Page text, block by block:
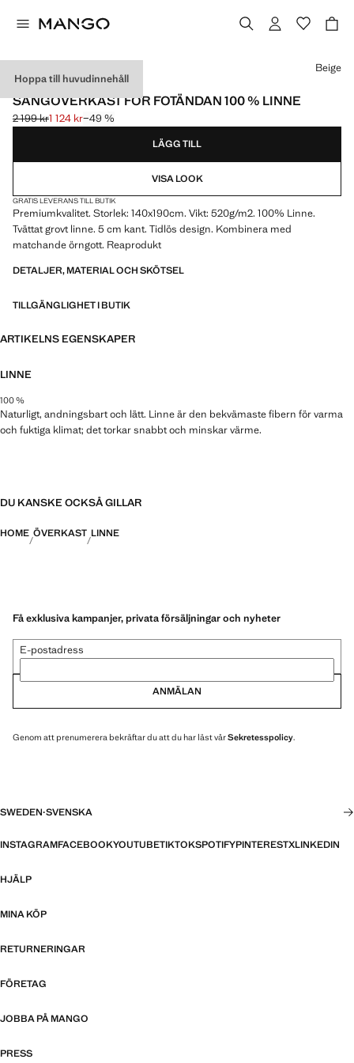
Hoppa till huvudinnehåll
PREMIUM-KVALITET
SÄNGÖVERKAST FÖR FOTÄNDAN 100 % LINNE
Ursprungligt pris överstruket [2 199 kr ]
2 199 kr
Gällande pris [1 124 kr ]
1 124 kr−49 %
Välj en färg
Beige
LÄGG TILL
VISA LOOK
GRATIS LEVERANS TILL BUTIK
Premiumkvalitet. Storlek: 140x190cm. Vikt: 520g/m2. 100% Linne.
Tvättat grovt linne. 5 cm kant. Tidlös design. Kombinera med
matchande örngott. Reaprodukt
DETALJER, MATERIAL OCH SKÖTSEL
TILLGÄNGLIGHET I BUTIK
ARTIKELNS EGENSKAPER
LINNE
100 %
Naturligt, andningsbart och lätt. Linne är den bekvämaste fibern för varma
och fuktiga klimat; det torkar snabbt och minskar värme.
DU KANSKE OCKSÅ GILLAR
HOME ÖVERKAST LINNE
Få exklusiva kampanjer, privata försäljningar och nyheter
E-postadress
ANMÄLAN
Genom att prenumerera bekräftar du att du har läst vårSekretesspolicy.
SWEDEN·SVENSKA
INSTAGRAMFACEBOOKYOUTUBETIKTOKSPOTIFYPINTERESTXLINKEDIN
HJÄLP
MINA KÖP
RETURNERINGAR
FÖRETAG
JOBBA PÅ MANGO
PRESS